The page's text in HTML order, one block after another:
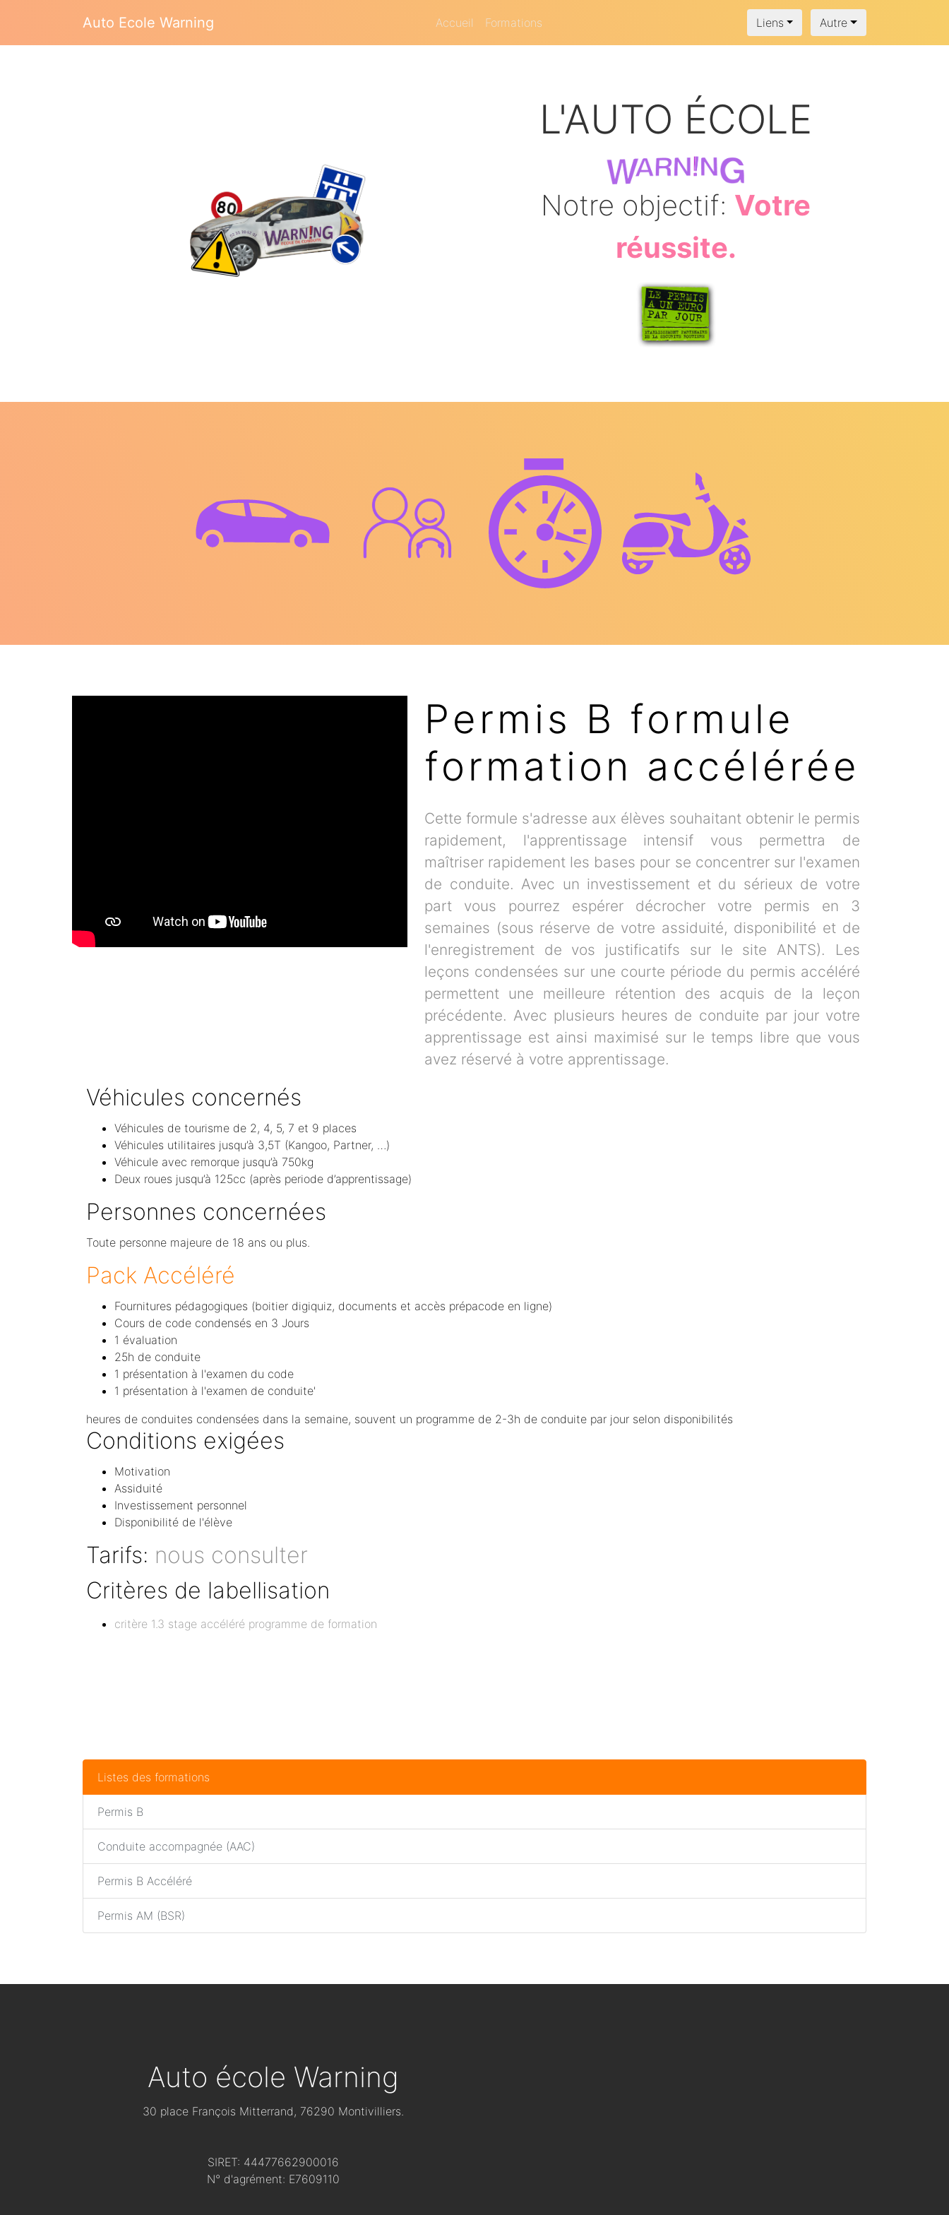
Auto Ecole Warning Accueil Formations Liens Autre
L'AUTO ÉCOLE
Notre objectif: Votre
réussite.
Permis B formule
formation accélérée
Cette formule s'adresse aux élèves souhaitant obtenir le permis
rapidement, l'apprentissage intensif vous permettra de
maîtriser rapidement les bases pour se concentrer sur l'examen
de conduite. Avec un investissement et du sérieux de votre
part vous pourrez espérer décrocher votre permis en 3
semaines (sous réserve de votre assiduité, disponibilité et de
l'enregistrement de vos justificatifs sur le site ANTS). Les
leçons condensées sur une courte période du permis accéléré
permettent une meilleure rétention des acquis de la leçon
précédente. Avec plusieurs heures de conduite par jour votre
apprentissage est ainsi maximisé sur le temps libre que vous
avez réservé à votre apprentissage.
Véhicules concernés
Véhicules de tourisme de 2, 4, 5, 7 et 9 places
Véhicules utilitaires jusqu’à 3,5T (Kangoo, Partner, …)
Véhicule avec remorque jusqu’à 750kg
Deux roues jusqu’à 125cc (après periode d’apprentissage)
Personnes concernées
Toute personne majeure de 18 ans ou plus.
Pack Accéléré
Fournitures pédagogiques (boitier digiquiz, documents et accès prépacode en ligne)
Cours de code condensés en 3 Jours
1 évaluation
25h de conduite
1 présentation à l'examen du code
1 présentation à l'examen de conduite'
heures de conduites condensées dans la semaine, souvent un programme de 2-3h de conduite par jour selon disponibilités
Conditions exigées
Motivation
Assiduité
Investissement personnel
Disponibilité de l'élève
Tarifs: nous consulter
Critères de labellisation
critère 1.3 stage accéléré programme de formation
Listes des formations
Permis B
Conduite accompagnée (AAC)
Permis B Accéléré
Permis AM (BSR)
Auto école Warning
30 place François Mitterrand, 76290 Montivilliers.
SIRET: 44477662900016
N° d'agrément: E7609110